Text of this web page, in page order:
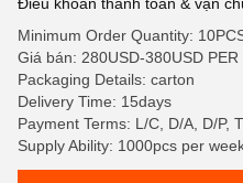
Minimum Order Quantity:
Giá bán: 280USD-380USD PER
Packaging Details: carton
Delivery Time: 15days
Payment Terms: L/C, D/A, D/P,
Supply Ability: 1000pcs per